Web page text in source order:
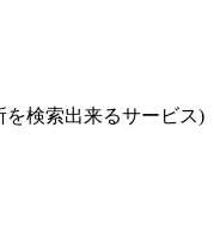
検索出来るサービス)